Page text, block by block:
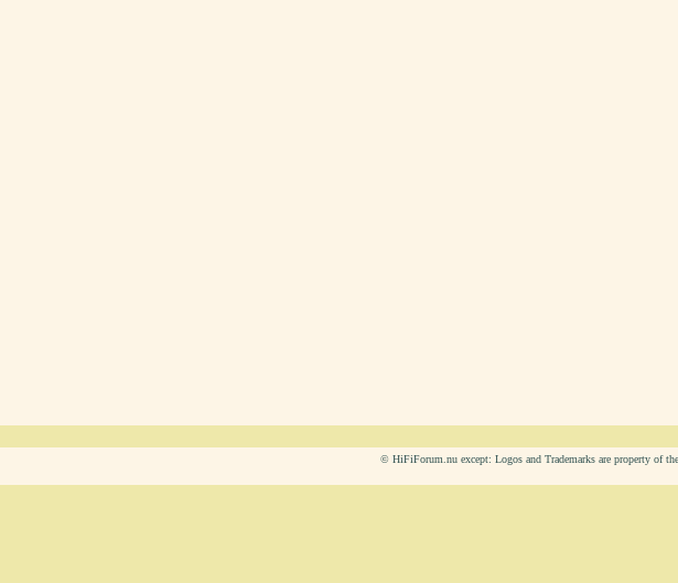
© HiFiForum.nu except: Logos and Trademarks are property of